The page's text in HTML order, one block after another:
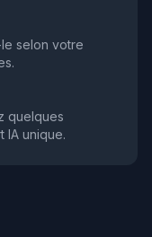
selon votre
quelques
IA unique.